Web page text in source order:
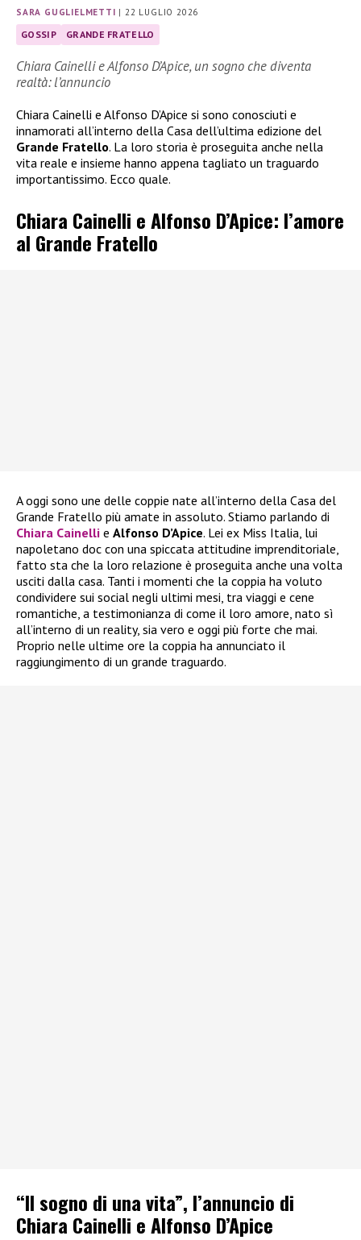
SARA GUGLIELMETTI | 22 LUGLIO 2026
GOSSIP GRANDE FRATELLO
Chiara Cainelli e Alfonso D’Apice, un sogno che diventa
realtà: l’annuncio
Chiara Cainelli e Alfonso D’Apice si sono conosciuti e
innamorati all’interno della Casa dell’ultima edizione del
Grande Fratello. La loro storia è proseguita anche nella
vita reale e insieme hanno appena tagliato un traguardo
importantissimo. Ecco quale.
Chiara Cainelli e Alfonso D’Apice: l’amore
al Grande Fratello
A oggi sono une delle coppie nate all’interno della Casa del
Grande Fratello più amate in assoluto. Stiamo parlando di
Chiara Cainelli e Alfonso D’Apice. Lei ex Miss Italia, lui
napoletano doc con una spiccata attitudine imprenditoriale,
fatto sta che la loro relazione è proseguita anche una volta
usciti dalla casa. Tanti i momenti che la coppia ha voluto
condividere sui social negli ultimi mesi, tra viaggi e cene
romantiche, a testimonianza di come il loro amore, nato sì
all’interno di un reality, sia vero e oggi più forte che mai.
Proprio nelle ultime ore la coppia ha annunciato il
raggiungimento di un grande traguardo.
“Il sogno di una vita”, l’annuncio di
Chiara Cainelli e Alfonso D’Apice